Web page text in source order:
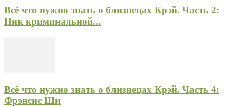
Всё что нужно знать о близнецах Крэй. Часть 2:
Пик криминальной...
Всё что нужно знать о близнецах Крэй. Часть 4:
Фрэнсис Ши